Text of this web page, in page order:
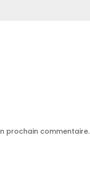
prochain commentaire.